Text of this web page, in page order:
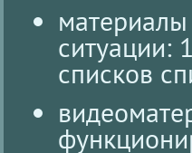
ситуации:
списков